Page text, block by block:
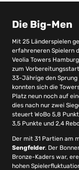
Die Big-Men
Mit 25 Länderspielen
erfahreneren Spielern
Veolia Towers
zum
33-Jährige den Sprung
konnten sich die
Platz neun noch auf
dies nach nur zwei
steuert WoBo 5,8
3,5 Punkte und 2,4
Der mit 31 Partien am
Sengfelder. Der
Bronze-Kaders war,
hohen